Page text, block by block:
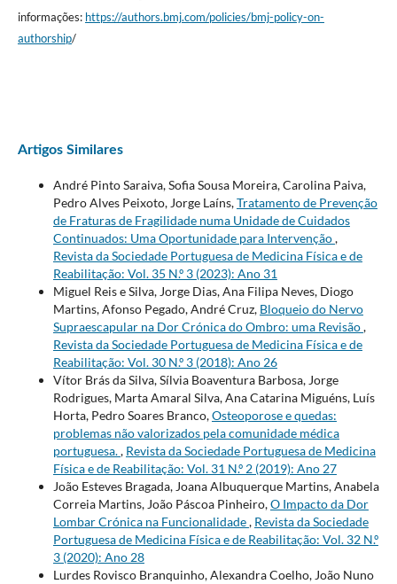
informações: https://authors.bmj.com/policies/bmj-policy-on-
authorship/
Artigos Similares
André Pinto Saraiva, Sofia Sousa Moreira, Carolina Paiva,
Pedro Alves Peixoto, Jorge Laíns,Tratamento de Prevenção
de Fraturas de Fragilidade numa Unidade de Cuidados
Continuados: Uma Oportunidade para Intervenção,
Revista da Sociedade Portuguesa de Medicina Física e de
Reabilitação: Vol. 35 N.º 3 (2023): Ano 31
Miguel Reis e Silva, Jorge Dias, Ana Filipa Neves, Diogo
Martins, Afonso Pegado, André Cruz, Bloqueio do Nervo
Supraescapular na Dor Crónica do Ombro: uma Revisão,
Revista da Sociedade Portuguesa de Medicina Física e de
Reabilitação: Vol. 30 N.º 3 (2018): Ano 26
Vítor Brás da Silva, Sílvia Boaventura Barbosa, Jorge
Rodrigues, Marta Amaral Silva, Ana Catarina Miguéns, Luís
Horta, Pedro Soares Branco,Osteoporose e quedas:
problemas não valorizados pela comunidade médica
portuguesa., Revista da Sociedade Portuguesa de Medicina
Física e de Reabilitação: Vol. 31 N.º 2 (2019): Ano 27
João Esteves Bragada, Joana Albuquerque Martins, Anabela
Correia Martins, João Páscoa Pinheiro,O Impacto da Dor
Lombar Crónica na Funcionalidade, Revista da Sociedade
Portuguesa de Medicina Física e de Reabilitação: Vol. 32 N.º
3 (2020): Ano 28
Lurdes Rovisco Branquinho, Alexandra Coelho, João Nuno